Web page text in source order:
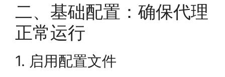
二、基础配置：确保代理
正常运行
1. 启用配置文件